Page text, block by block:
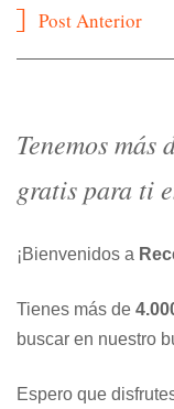
Navegación
Post Anterior
Tenemos más
gratis para ti
¡Bienvenidos a
Tienes más de
buscar en nuestro
Espero que